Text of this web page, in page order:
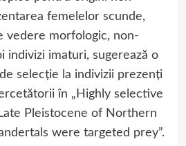
femelelor scunde,
vedere morfologic, non-
indivizi imaturi, sugerează o
selecție la indivizii prezenți
în „Highly selective
Pleistocene of Northern
were targeted prey”.